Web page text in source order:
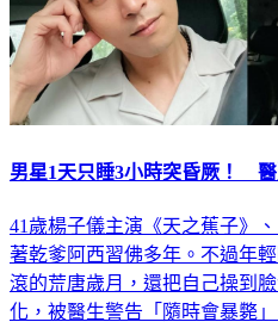
男星1天只睡3小時突昏厥！
41歲楊子儀主演《天之蕉子》
著乾爹阿西習佛多年。不過年
滾的荒唐歲月，還把自己操到
化，被醫生警告「隨時會暴斃」